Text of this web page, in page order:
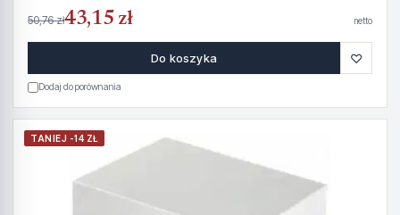
50,76 zł43,15 zł netto
Do koszyka ♡
Dodaj do porównania
TANIEJ -14 ZŁ